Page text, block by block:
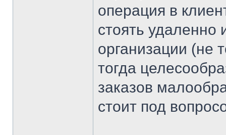
операция в
стоять удаленно
организации (не
тогда
заказов
стоит под